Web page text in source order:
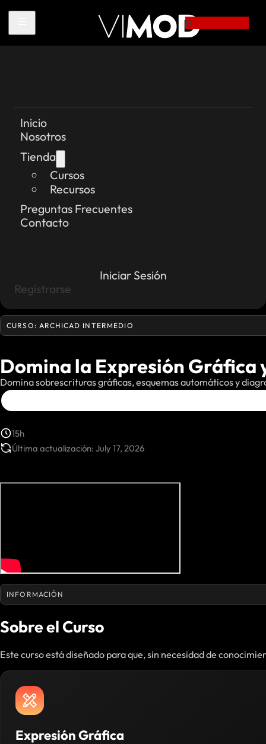
0
Inicio
Nosotros
Tienda
Cursos
Recursos
Preguntas Frecuentes
Contacto
Iniciar Sesión
Registrarse
CURSO: ARCHICAD INTERMEDIO
Domina la Expresión Gráfica
Domina sobrescrituras gráficas, esquemas automáticos y
15h
Última actualización: July 17, 2026
INFORMACIÓN
Sobre el Curso
Este curso está diseñado para que, sin necesidad de
Expresión Gráfica